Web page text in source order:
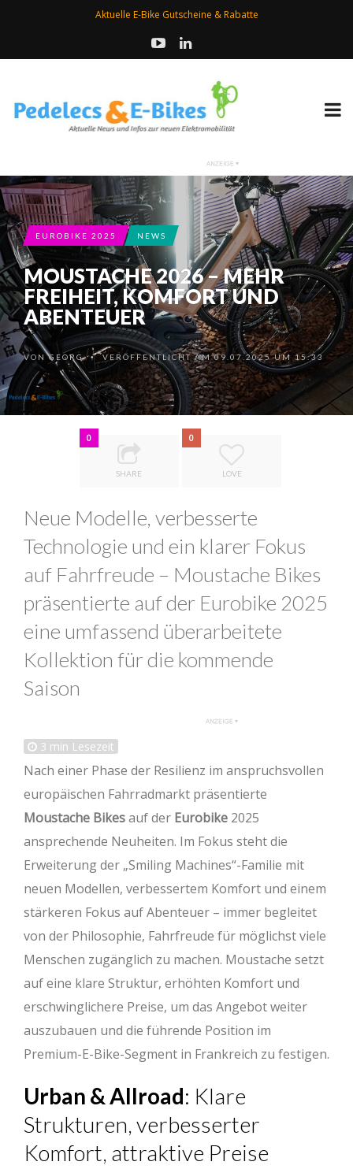
Aktuelle E-Bike Gutscheine & Rabatte
EUROBIKE 2025 NEWS
MOUSTACHE 2026 – MEHR
FREIHEIT, KOMFORT UND
ABENTEUER
VONGEORG •VERÖFFENTLICHT AM 09.07.2025 UM 15:33
0
SHARE
0
LOVE
Neue Modelle, verbesserte
Technologie und ein klarer Fokus
auf Fahrfreude – Moustache Bikes
präsentierte auf der Eurobike 2025
eine umfassend überarbeitete
Kollektion für die kommende
Saison
3 min Lesezeit
Nach einer Phase der Resilienz im anspruchsvollen
europäischen Fahrradmarkt präsentierte
Moustache Bikesauf der Eurobike 2025
ansprechende Neuheiten. Im Fokus steht die
Erweiterung der „Smiling Machines“-Familie mit
neuen Modellen, verbessertem Komfort und einem
stärkeren Fokus auf Abenteuer – immer begleitet
von der Philosophie, Fahrfreude für möglichst viele
Menschen zugänglich zu machen. Moustache setzt
auf eine klare Struktur, erhöhten Komfort und
erschwinglichere Preise, um das Angebot weiter
auszubauen und die führende Position im
Premium-E-Bike-Segment in Frankreich zu festigen.
Urban & Allroad: Klare
Strukturen, verbesserter
Komfort, attraktive Preise